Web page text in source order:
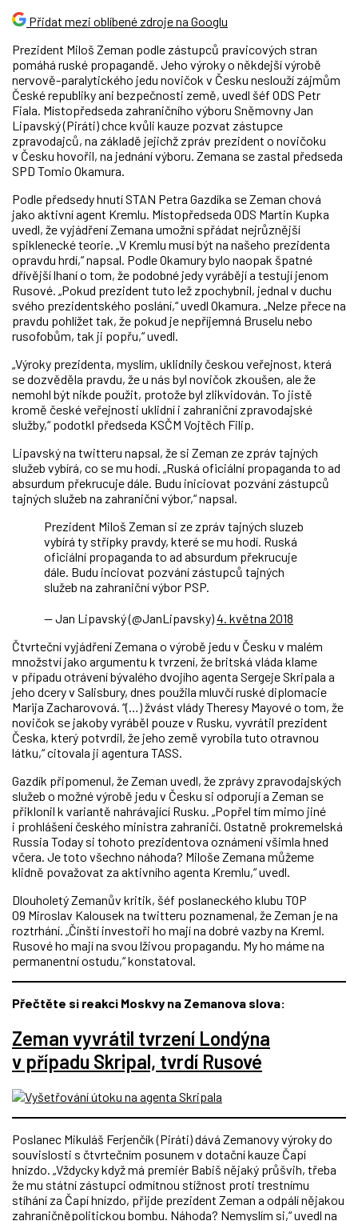
Přidat mezi oblíbené zdroje na Googlu
Prezident Miloš Zeman podle zástupců pravicových stran
pomáhá ruské propagandě. Jeho výroky o někdejší výrobě
nervově-paralytického jedu novičok v Česku neslouží zájmům
České republiky ani bezpečnosti země, uvedl šéf ODS Petr
Fiala. Místopředseda zahraničního výboru Sněmovny Jan
Lipavský (Piráti) chce kvůli kauze pozvat zástupce
zpravodajců, na základě jejichž zpráv prezident o novičoku
v Česku hovořil, na jednání výboru. Zemana se zastal předseda
SPD Tomio Okamura.
Podle předsedy hnutí STAN Petra Gazdíka se Zeman chová
jako aktivní agent Kremlu. Místopředseda ODS Martin Kupka
uvedl, že vyjádření Zemana umožní spřádat nejrůznější
spiklenecké teorie. „V Kremlu musí být na našeho prezidenta
opravdu hrdí,“ napsal. Podle Okamury bylo naopak špatné
dřívější lhaní o tom, že podobné jedy vyrábějí a testují jenom
Rusové. „Pokud prezident tuto lež zpochybnil, jednal v duchu
svého prezidentského poslání,“ uvedl Okamura. „Nelze přece na
pravdu pohlížet tak, že pokud je nepříjemná Bruselu nebo
rusofobům, tak ji popřu,“ uvedl.
„Výroky prezidenta, myslím, uklidnily českou veřejnost, která
se dozvěděla pravdu, že u nás byl novičok zkoušen, ale že
nemohl být nikde použit, protože byl zlikvidován. To jistě
kromě české veřejnosti uklidní i zahraniční zpravodajské
služby,“ podotkl předseda KSČM Vojtěch Filip.
Lipavský na twitteru napsal, že si Zeman ze zpráv tajných
služeb vybírá, co se mu hodí. „Ruská oficiální propaganda to ad
absurdum překrucuje dále. Budu iniciovat pozvání zástupců
tajných služeb na zahraniční výbor,“ napsal.
Prezident Miloš Zeman si ze zpráv tajných sluzeb
vybírá ty střípky pravdy, které se mu hodí. Ruská
oficiální propaganda to ad absurdum překrucuje
dále. Budu inciovat pozvání zástupců tajných
služeb na zahraniční výbor PSP.
— Jan Lipavský (@JanLipavsky)4. května 2018
Čtvrteční vyjádření Zemana o výrobě jedu v Česku v malém
množství jako argumentu k tvrzení, že britská vláda klame
v případu otrávení bývalého dvojího agenta Sergeje Skripala a
jeho dcery v Salisbury, dnes použila mluvčí ruské diplomacie
Marija Zacharovová. “(…) žvást vlády Theresy Mayové o tom, že
novičok se jakoby vyráběl pouze v Rusku, vyvrátil prezident
Česka, který potvrdil, že jeho země vyrobila tuto otravnou
látku,“ citovala ji agentura TASS.
Gazdík připomenul, že Zeman uvedl, že zprávy zpravodajských
služeb o možné výrobě jedu v Česku si odporují a Zeman se
přiklonil k variantě nahrávající Rusku. „Popřel tím mimo jiné
i prohlášení českého ministra zahraničí. Ostatně prokremelská
Russia Today si tohoto prezidentova oznámení všimla hned
včera. Je toto všechno náhoda? Miloše Zemana můžeme
klidně považovat za aktivního agenta Kremlu,“ uvedl.
Dlouholetý Zemanův kritik, šéf poslaneckého klubu TOP
09 Miroslav Kalousek‏ na twitteru poznamenal, že Zeman je na
roztrhání. „Čínští investoři ho mají na dobré vazby na Kreml.
Rusové ho mají na svou lživou propagandu. My ho máme na
permanentní ostudu,“ konstatoval.
Přečtěte si reakci Moskvy na Zemanova slova:
Zeman vyvrátil tvrzení Londýna
v případu Skripal, tvrdí Rusové
Poslanec Mikuláš Ferjenčík (Piráti) dává Zemanovy výroky do
souvislosti s čtvrtečním posunem v dotační kauze Čapí
hnízdo. „Vždycky když má premiér Babiš nějaký průšvih, třeba
že mu státní zástupci odmítnou stížnost proti trestnímu
stíhání za Čapí hnízdo, přijde prezident Zeman a odpálí nějakou
zahraničněpolitickou bombu. Náhoda? Nemyslím si,“ uvedl na